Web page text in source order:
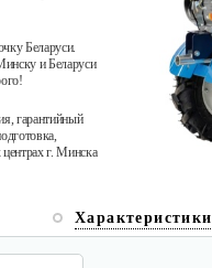
Беларуси.
и Беларуси
гарантийный
г. Минска
Характеристики